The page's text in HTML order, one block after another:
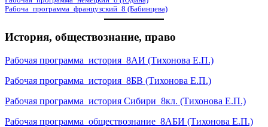
Рабоча_программа_французский_8 (Бабинцева)
История, обществознание, право
Рабочая программа_история_8АИ (Тихонова Е.П.)
Рабочая программа_история_8БВ (Тихонова Е.П.)
Рабочая программа_история Сибири_8кл. (Тихонова Е.П.)
Рабочая программа_обществознание_8АБИ (Тихонова Е.П.)